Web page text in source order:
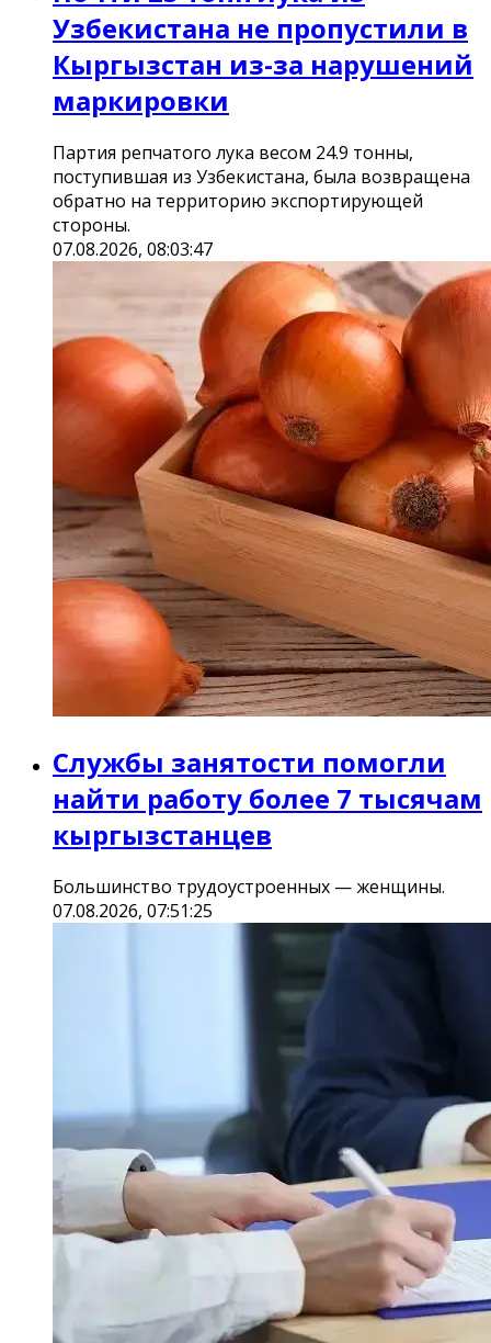
Узбекистана не пропустили в
Кыргызстан из-за нарушений
маркировки
Партия репчатого лука весом 24.9 тонны,
поступившая из Узбекистана, была возвращена
обратно на территорию экспортирующей
стороны.
07.08.2026, 08:03:47
Службы занятости помогли
найти работу более 7 тысячам
кыргызстанцев
Большинство трудоустроенных — женщины.
07.08.2026, 07:51:25